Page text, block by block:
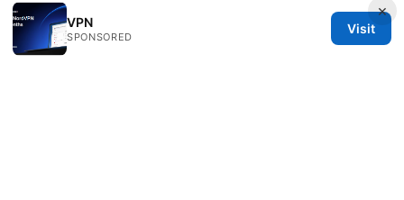
×
VPN
SPONSORED
Visit